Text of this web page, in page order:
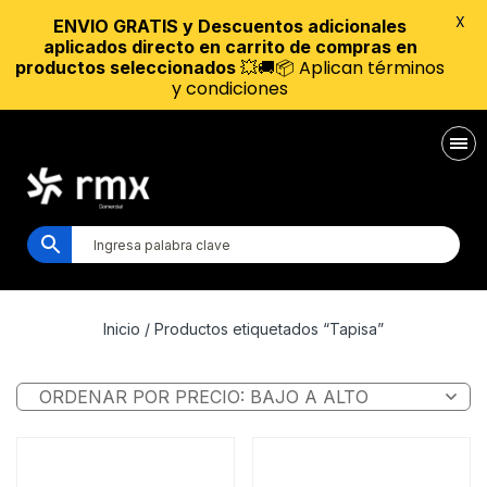
Inicio / Productos etiquetados “Tapisa”
ENVIO GRATIS y Descuentos adicionales
aplicados directo en carrito de compras en
productos seleccionados 💥🚚📦 Aplican términos
y condiciones
X